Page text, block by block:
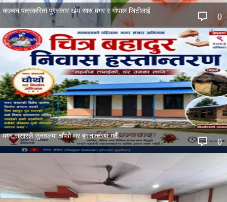
0
कञ्चन पत्रकरिता पुरस्कार खेम सारु मगर र गोपाल जिटीलाई
0
मगर संसारले सुनवलमा चौथो घर हस्तान्तरण गर्दै